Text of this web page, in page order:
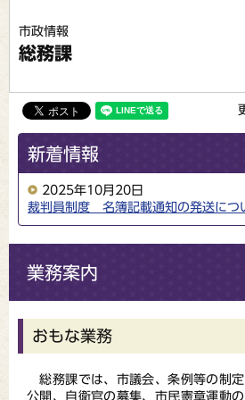
市政情報
総務課
新着情報
2025年10月20日
裁判員制度 名簿記載通知の発送につ
業務案内
おもな業務
総務課では、市議会、条例等の制
公開、自衛官の募集、市民憲章運動